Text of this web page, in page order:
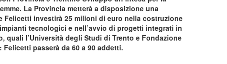
La Provincia metterà a disposizione una
Felicetti investirà 25 milioni di euro nella costruzione
tecnologici e nell’avvio di progetti integrati in
l’Università degli Studi di Trento e Fondazione
passerà da 60 a 90 addetti.